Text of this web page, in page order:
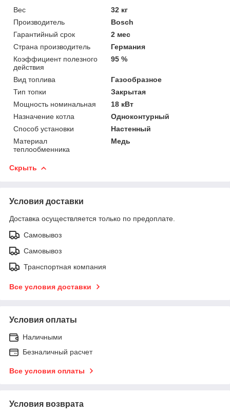
Вес
32 кг
Производитель
Bosch
Гарантийный срок
2 мес
Страна производитель
Германия
Коэффициент полезного
действия
95 %
Вид топлива
Газообразное
Тип топки
Закрытая
Мощность номинальная
18 кВт
Назначение котла
Одноконтурный
Способ установки
Настенный
Материал
теплообменника
Медь
Скрыть
Условия доставки
Доставка осуществляется только по предоплате.
Самовывоз
Самовывоз
Транспортная компания
Все условия доставки
Условия оплаты
Наличными
Безналичный расчет
Все условия оплаты
Условия возврата